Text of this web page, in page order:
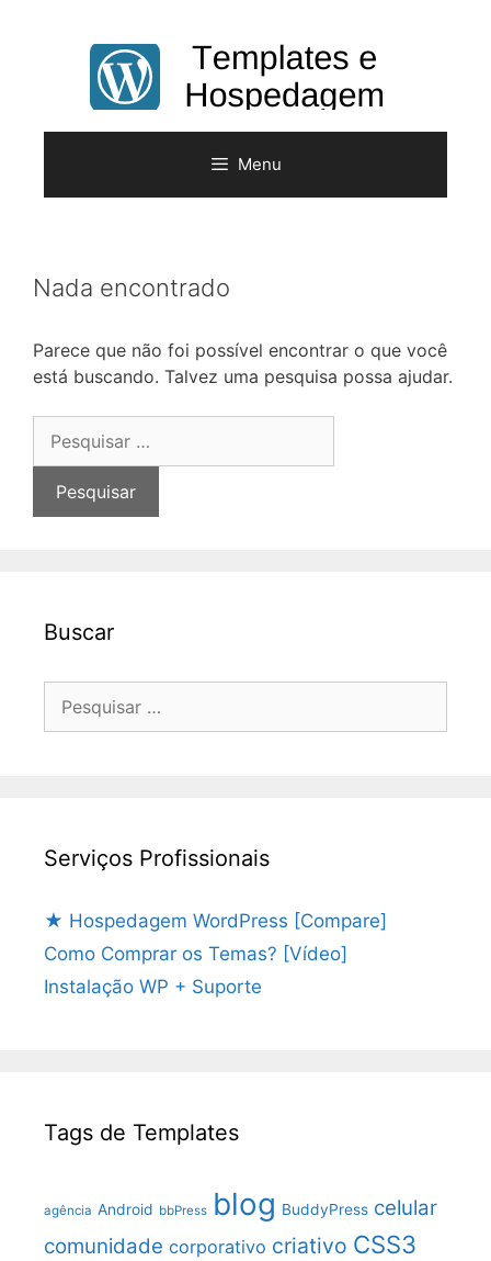
Menu
Nada encontrado
Parece que não foi possível encontrar o que você
está buscando. Talvez uma pesquisa possa ajudar.
por:
Buscar
Serviços Profissionais
★ Hospedagem WordPress [Compare]
Como Comprar os Temas? [Vídeo]
Instalação WP + Suporte
Tags de Templates
agência Android bbPress blog BuddyPress celular
comunidade corporativo criativo CSS3